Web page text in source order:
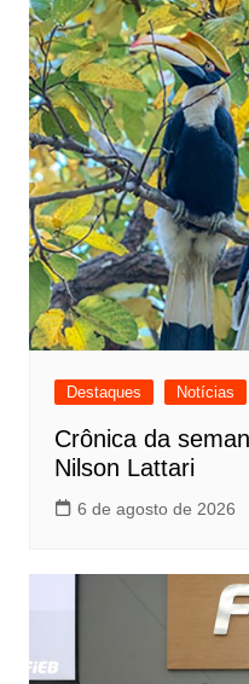
Destaques Notícias
Crônica da
Nilson Lattari
6 de agosto de 2026